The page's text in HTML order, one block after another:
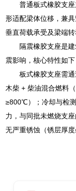
普通板式橡胶支
形适配梁体位移，兼
垂直荷载承受及梁端转
隔震橡胶支座是
震影响，核心特性如下
板式橡胶支座需
木柴 + 柴油混合燃料
≥800℃）；冷却与检
力，与同批未燃烧支
无严重锈蚀（锈层厚